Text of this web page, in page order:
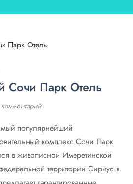
Сочи Парк Отель
популярнейший
комплекс Сочи Парк
в живописной Имеретинской
территории Сириус в